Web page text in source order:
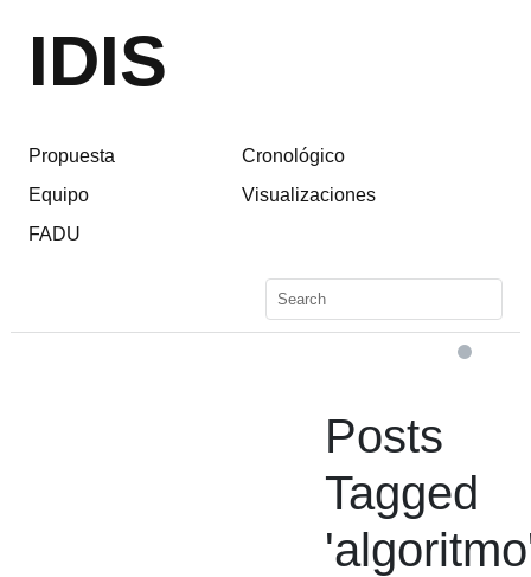
IDIS
Propuesta
Equipo
FADU
Cronológico
Visualizaciones
Posts
Tagged
'algoritmo